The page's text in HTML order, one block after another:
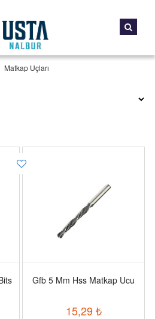
Matkap Uçları
Gfb 5 Mm Hss Matkap Ucu
15,29₺